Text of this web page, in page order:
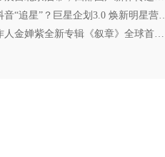
“追星”？巨星企划3.0 焕新明星营销，让
金婵紫全新专辑《叙章》全球首发，颠覆